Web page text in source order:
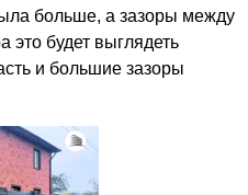
больше, а зазоры между
это будет выглядеть
и большие зазоры